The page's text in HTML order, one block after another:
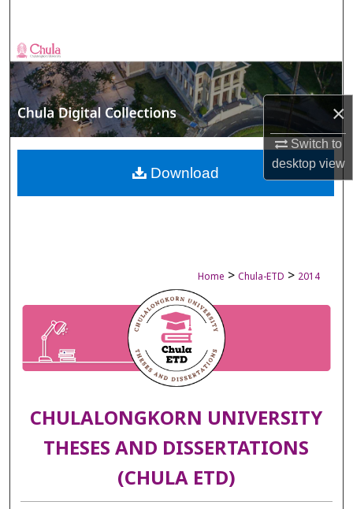
×
Switch to
desktopview
Browse Collections
My Account
About
Digital Commons Network™
Home > Chula-ETD > 2014
CHULALONGKORN UNIVERSITY
THESES AND DISSERTATIONS
(CHULA ETD)
Download